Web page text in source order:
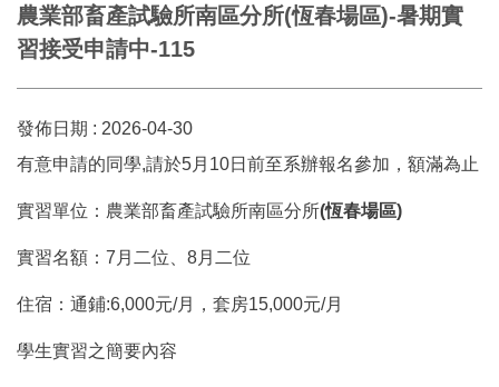
農業部畜產試驗所南區分所(恆春場區)-暑期實
習接受申請中-115
發佈日期 : 2026-04-30
有意申請的同學,請於5月10日前至系辦報名參加，額滿為止
實習單位：農業部畜產試驗所南區分所(恆春場區)
實習名額：7月二位、8月二位
住宿：通鋪:6,000元/月，套房15,000元/月
學生實習之簡要內容